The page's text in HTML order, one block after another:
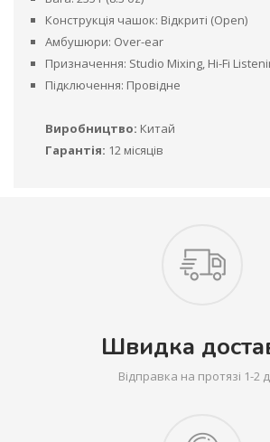
Конструкція чашок: Відкриті (Open)
Амбушюри: Over-ear
Призначення: Studio Mixing, Hi-Fi
Підключення: Провідне
Виробництво: Китай
Гарантія: 12 місяців
Швидка
Відправка на протязі 1-2